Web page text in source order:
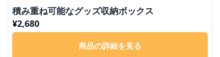
積み重ね可能なグッズ収納ボックス
¥2,680
商品の詳細を見る